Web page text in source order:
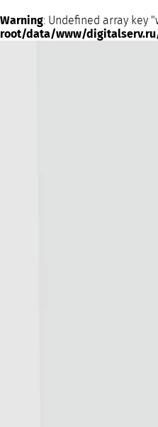
Warning: Undefined array key
root/data/www/